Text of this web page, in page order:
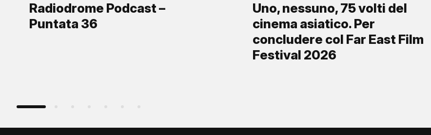
Radiodrome Podcast –
Puntata 36
Uno, nessuno, 75 volti del
cinema asiatico. Per
concludere col Far East Film
Festival 2026